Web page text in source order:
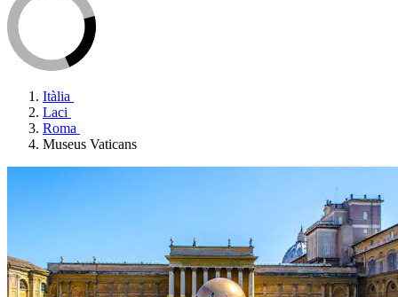
Itàlia
Laci
Roma
Museus Vaticans